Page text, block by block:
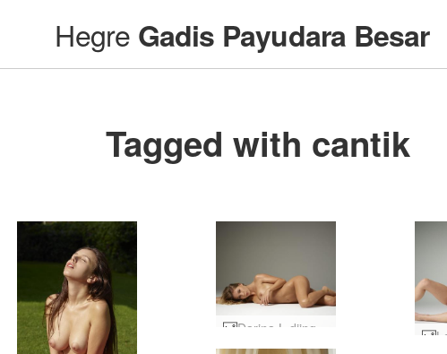
Hegre Gadis Payudara Besar
Tagged with cantik